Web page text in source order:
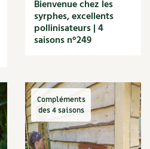
avec David
en 12 leçons
Bienvenue chez les
syrphes, excellents
pollinisateurs | 4
saisons n°249
Compléments
des 4 saisons